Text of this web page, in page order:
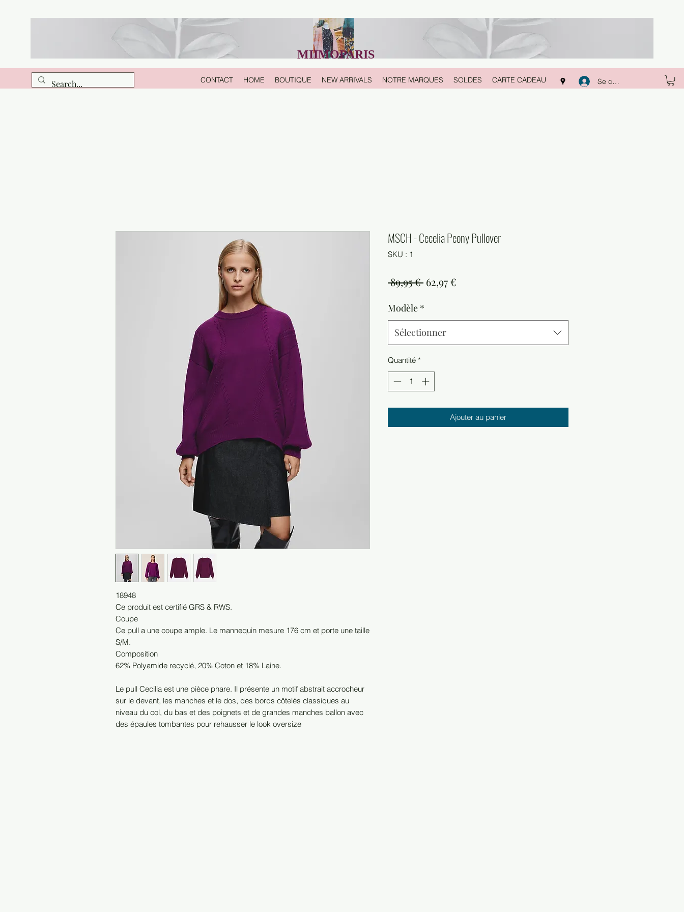
MIIMOPARIS
CONTACT HOME BOUTIQUE NEW ARRIVALS NOTRE MARQUES SOLDES CARTE CADEAU Se connecter
18948
Ce produit est certifié GRS & RWS.
Coupe
Ce pull a une coupe ample. Le mannequin mesure 176 cm et porte une taille
S/M.
Composition
62% Polyamide recyclé, 20% Coton et 18% Laine.
Le pull Cecilia est une pièce phare. Il présente un motif abstrait accrocheur
sur le devant, les manches et le dos, des bords côtelés classiques au
niveau du col, du bas et des poignets et de grandes manches ballon avec
des épaules tombantes pour rehausser le look oversize
MSCH - Cecelia Peony Pullover
SKU : 1
89,95 € Prix
62,97 €
Modèle *
Sélectionner
Quantité *
Ajouter au panier